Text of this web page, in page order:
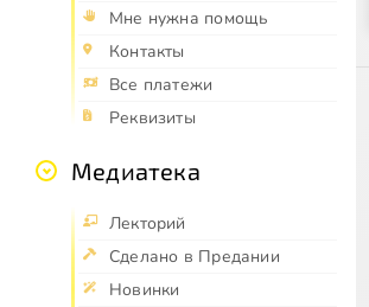
Мне нужна помощь
Контакты
Все платежи
Реквизиты
Медиатека
Лекторий
Сделано в Предании
Новинки